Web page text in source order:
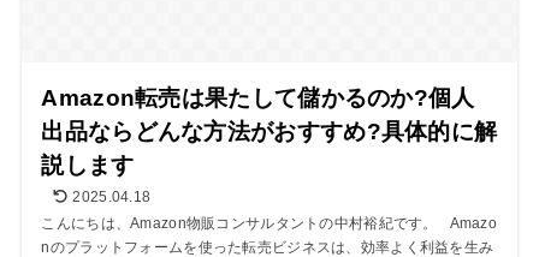
Amazon転売は果たして儲かるのか?個人
出品ならどんな方法がおすすめ?具体的に解
説します
2025.04.18
こんにちは、Amazon物販コンサルタントの中村裕紀です。 Amazo
nのプラットフォームを使った転売ビジネスは、効率よく利益を生み